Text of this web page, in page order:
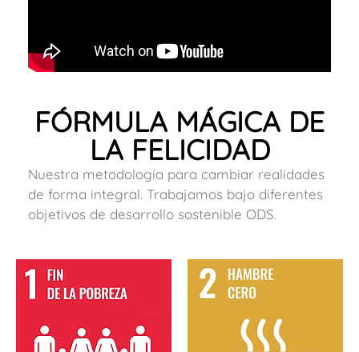
FÓRMULA MÁGICA DE
LA FELICIDAD
Nuestra metodología para cambiar realidades
de forma integral. Trabajamos bajo diferentes
objetivos de desarrollo sostenible ODS.